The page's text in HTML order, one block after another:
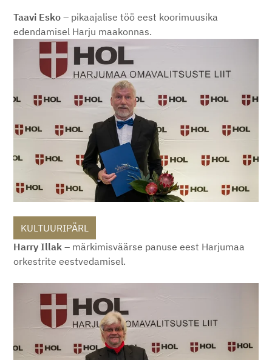
Taavi Esko – pikaajalise töö eest koorimuusika
edendamisel Harju maakonnas.
KULTUURIPÄRL
Harry Illak – märkimisväärse panuse eest Harjumaa
orkestrite eestvedamisel.